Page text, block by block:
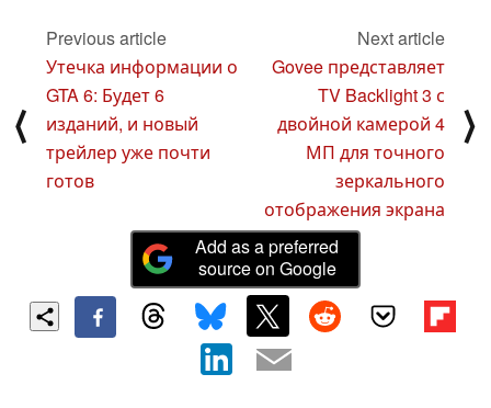
⟨
Previous article
Утечка информации о
GTA 6: Будет 6
изданий, и новый
трейлер уже почти
готов
Next article
Govee представляет
TV Backlight 3 с
двойной камерой 4
МП для точного
зеркального
отображения экрана
⟩
Add as a preferred
source on Google